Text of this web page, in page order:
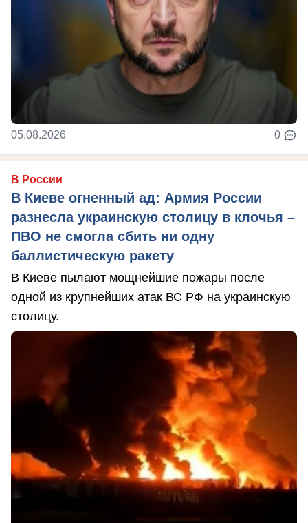
05.08.2026 0
В России
В Киеве огненный ад: Армия России
разнесла украинскую столицу в клочья –
ПВО не смогла сбить ни одну
баллистическую ракету
В Киеве пылают мощнейшие пожары после
одной из крупнейших атак ВС РФ на украинскую
столицу.